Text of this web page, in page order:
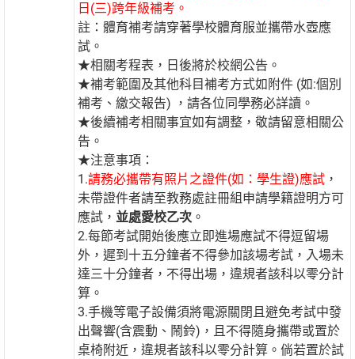
日(三)跨年級補考。
註：體育補考請穿著學校體育服並攜帶水壺應
試。
★相關考程表，日後將於校網公告。
★補考範圍及其他科目補考方式如附件 (如:個別
補考、繳交報告) ，請各位同學務必詳讀。
★後續補考相關事宜如有調整，敬請留意相關公
告。
★注意事項：
1.請務必攜帶有照片之證件(如：學生證)應試 ，
未帶證件者請至教務處註冊組申請學籍證明方可
應試，並處愛校乙次 。
2.每節考試開始後應立即進場應試不得逗留場
外，遲到十五分鐘者不得參加該場考試，入場未
達三十分鐘者，不得出場，違規者該科以零分計
算。
3.手機等電子設備須將電源關閉且避免考試中發
出聲響(含震動、鬧鈴)，且不得隨身攜帶或置於
桌椅附近，違規者該科以零分計算。倘若置於試